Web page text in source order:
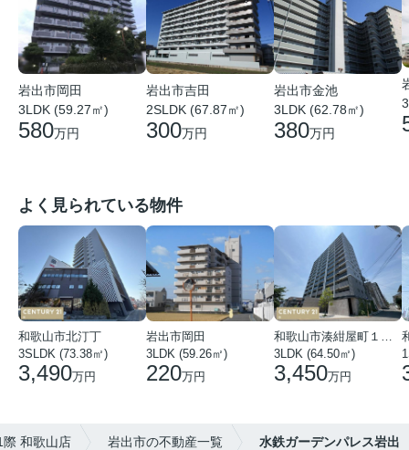
岩出市岡田
3LDK (59.27㎡)
580万円
岩出市吉田
2SLDK (67.87㎡)
300万円
岩出市金池
3LDK (62.78㎡)
380万円
よく見られている物件
和歌山市北汀丁
3SLDK (73.38㎡)
3,490万円
岩出市岡田
3LDK (59.26㎡)
220万円
和歌山市湊紺屋町１丁目
3LDK (64.50㎡)
3,450万円
和歌山店 岩出市の不動産一覧 水鉄ガーデンパレス岩出